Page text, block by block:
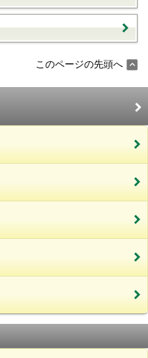
このページの先頭へ